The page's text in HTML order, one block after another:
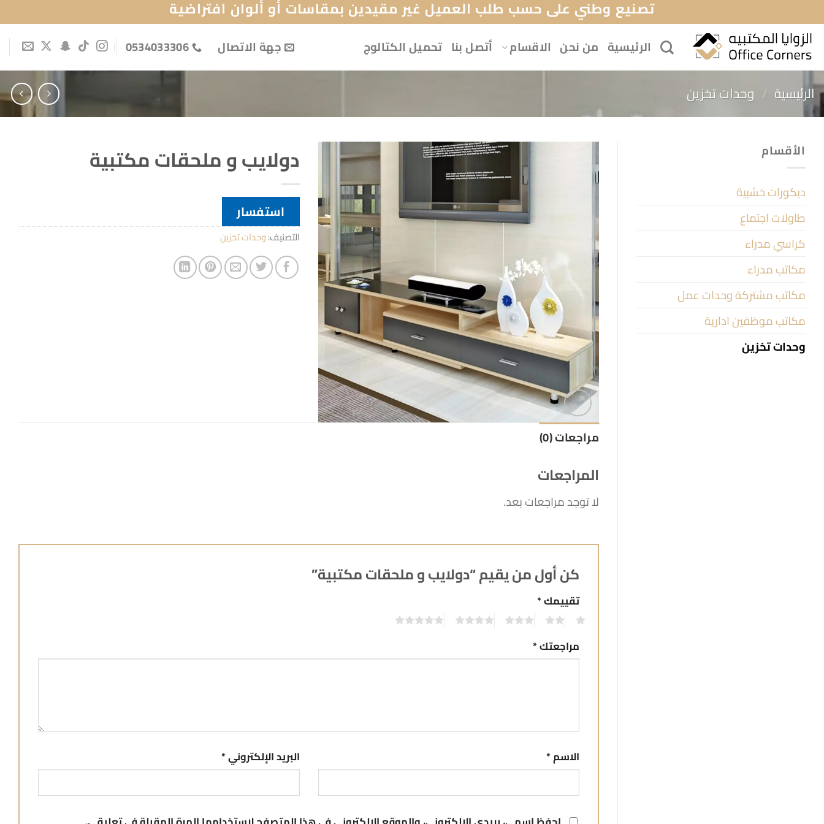
للمحتوى
تصنيع وطني على حسب طلب العميل غير مقيدين بمقاسات أو ألوان افتراضية
الرئيسية من نحن الاقسام أتصل بنا تحميل الكتالوج جهة الاتصال 0534033306
الرئيسية / وحدات تخزين
الأقسام
ديكورات خشبية
طاولات اجتماع
كراسي مدراء
مكاتب مدراء
مكاتب مشتركة وحدات عمل
مكاتب موظفين ادارية
وحدات تخزين
دولايب و ملحقات مكتبية
استفسار
التصنيف:وحدات تخزين
مراجعات (0)
المراجعات
لا توجد مراجعات بعد.
كن أول من يقيم “دولايب و ملحقات مكتبية”
تقييمك*
مراجعتك*
الاسم* البريد الإلكتروني*